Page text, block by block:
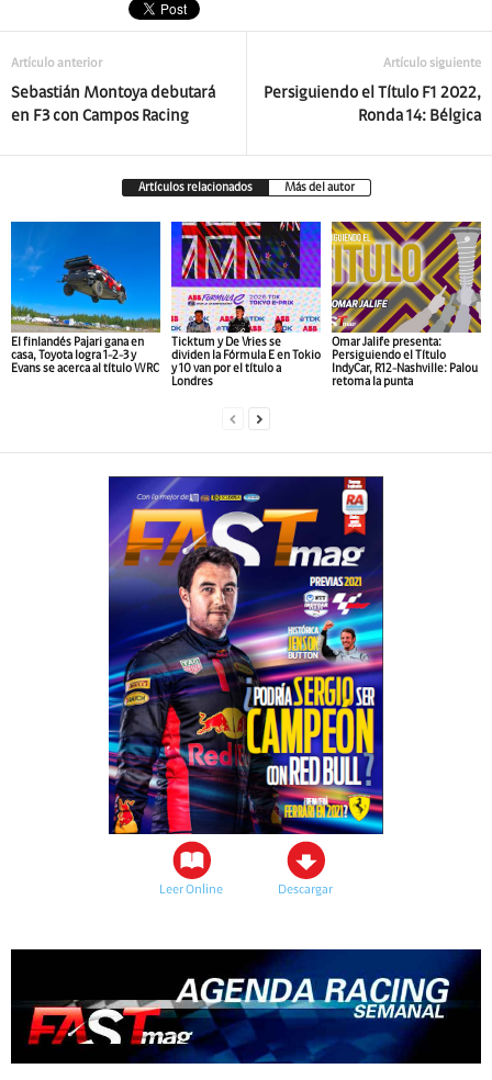
Artículo anterior
Sebastián Montoya debutará
en F3 con Campos Racing
Artículo siguiente
Persiguiendo el Título F1 2022,
Ronda 14: Bélgica
Artículos relacionados Más del autor
El finlandés Pajari gana en
casa, Toyota logra 1-2-3 y
Evans se acerca al título WRC
Ticktum y De Vries se
dividen la Fórmula E en Tokio
y 10 van por el título a
Londres
Omar Jalife presenta:
Persiguiendo el Título
IndyCar, R12-Nashville: Palou
retoma la punta
Leer Online Descargar